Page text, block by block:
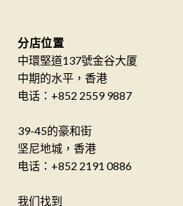
分店位置
中環堅道137號金谷大厦
中期的水平，香港
电话：+852 2559 9887
39-45的豪和街
坚尼地城，香港
电话：+852 2191 0886
我们找到